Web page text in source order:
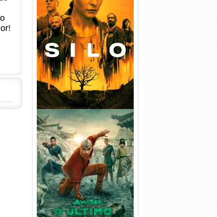
Silo 1ª Temporada Torrent
(2023) WEB-DL
720p/1080p/4K Dual Áudio
Avatar: O Último Mestre do
Ar 2ª Temporada Torrent
(2026) WEB-DL 1080p Dual
Áudio